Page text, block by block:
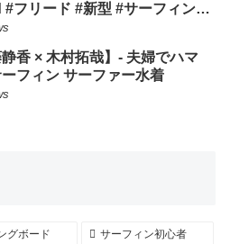
ン
ード
静香 × 木村拓哉】- 夫婦でハマ
フィン サーファー水着
グボード サーフィン初心者